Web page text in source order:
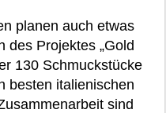
planen auch etwas
des Projektes „Gold
130 Schmuckstücke
besten italienischen
sind